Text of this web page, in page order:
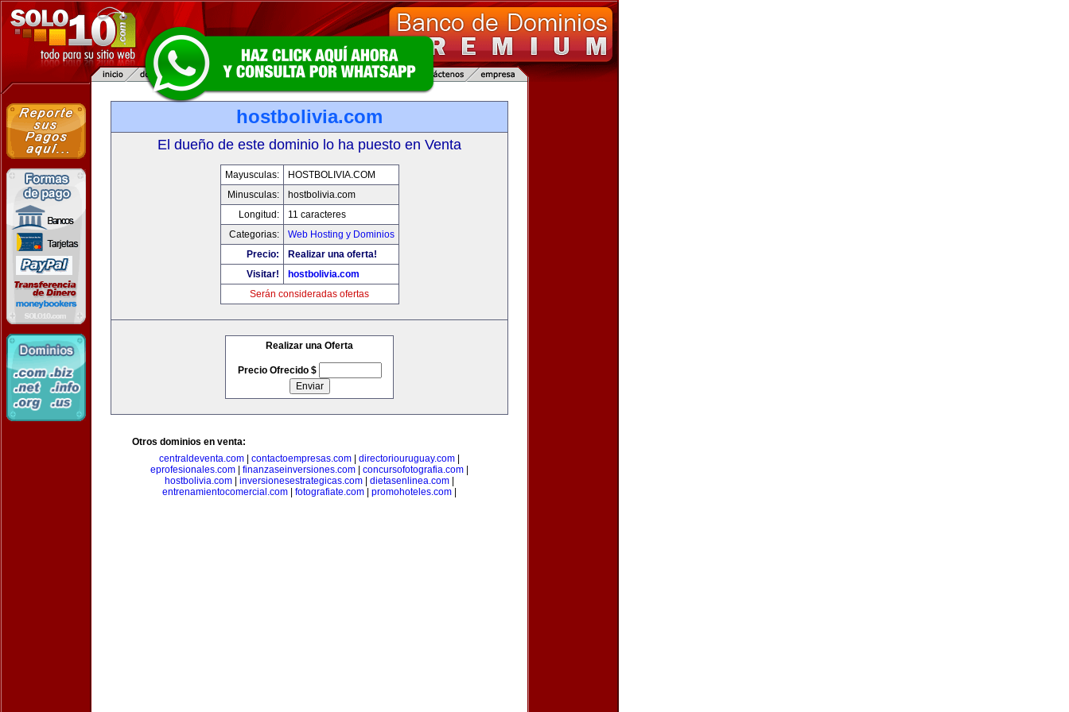
hostbolivia.com
El dueño de este dominio lo ha puesto en Venta
Mayusculas:
HOSTBOLIVIA.COM
Minusculas:
hostbolivia.com
Longitud:
11 caracteres
Categorias:
Web Hosting y Dominios
Precio:
Realizar una oferta!
Visitar!
hostbolivia.com
Serán consideradas ofertas
Realizar una Oferta
Precio Ofrecido $
Otros dominios en venta:
centraldeventa.com
contactoempresas.com directoriouruguay.com
eprofesionales.com
finanzaseinversiones.com concursofotografia.com
hostbolivia.com
inversionesestrategicas.com dietasenlinea.com
entrenamientocomercial.com
fotografiate.com promohoteles.com